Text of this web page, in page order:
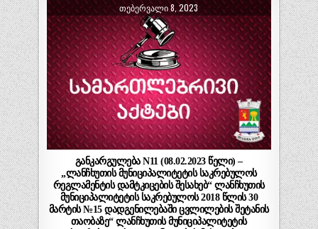
ᲗᲔᲑᲔᲠᲕᲐᲚᲘ 8, 2023
განკარგულება N11 (08.02.2023 წელი) –
„ლანჩხუთის მუნიციპალიტეტის საკრებულოს
რეგლამენტის დამტკიცების შესახებ“ ლანჩხუთის
მუნიციპალიტეტის საკრებულოს 2018 წლის 30
მარტის №15 დადგენილებაში ცვლილების შეტანის
თაობაზე“ ლანჩხუთის მუნიციპალიტეტის